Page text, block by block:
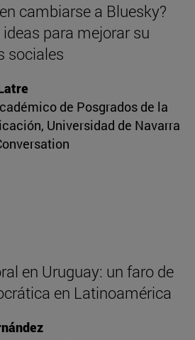
cambiarse a Bluesky?
para mejorar su
sociales
de Posgrados de la
Universidad de Navarra
en Uruguay: un faro de
en Latinoamérica